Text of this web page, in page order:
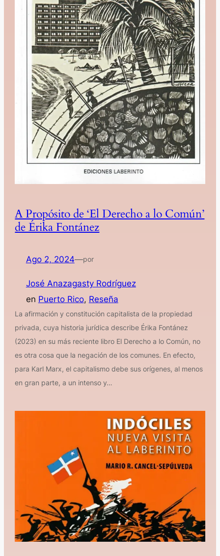
A Propósito de ‘El Derecho a lo Común’
de Érika Fontánez
Ago 2, 2024—por
José Anazagasty Rodríguez
en Puerto Rico, Reseña
La afirmación y constitución capitalista de la propiedad
privada, cuya historia jurídica describe Érika Fontánez
(2023) en su más reciente libro El Derecho a lo Común, no
es otra cosa que la negación de los comunes. En efecto,
para Karl Marx, el capitalismo debe sus orígenes, al menos
en gran parte, a un intenso y…